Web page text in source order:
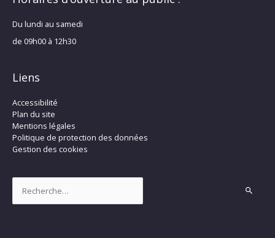
Du lundi au samedi
de 09h00 à 12h30
Liens
Accessibilité
Plan du site
Mentions légales
Politique de protection des données
Gestion des cookies